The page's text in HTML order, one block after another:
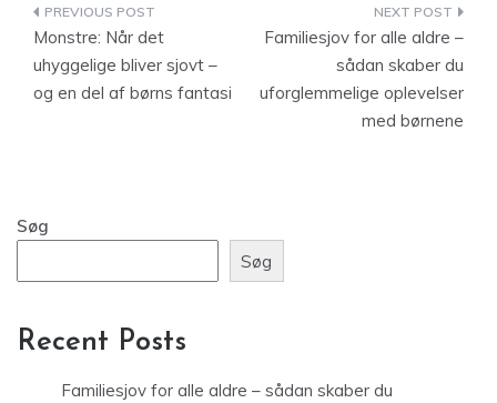
Indlægsnavigation
Monstre: Når det
uhyggelige bliver sjovt –
og en del af børns fantasi
Familiesjov for alle aldre –
sådan skaber du
uforglemmelige oplevelser
med børnene
Søg
Søg
Recent Posts
Familiesjov for alle aldre – sådan skaber du